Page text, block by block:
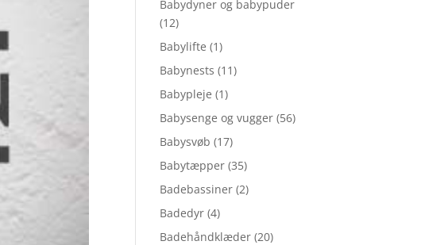
Babydyner og babypuder
(12)
Babylifte (1)
Babynests (11)
Babypleje (1)
Babysenge og vugger (56)
Babysvøb (17)
Babytæpper (35)
Badebassiner (2)
Badedyr (4)
Badehåndklæder (20)